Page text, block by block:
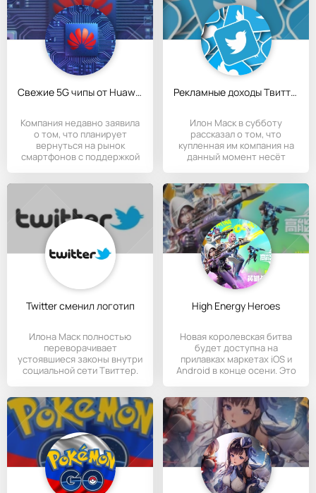
Свежие 5G чипы от Huawei уже тестируются
Компания недавно заявила
о том, что планирует
вернуться на рынок
смартфонов с поддержкой
Рекламные доходы Твиттер сократились на 50%
Илон Маск в субботу
рассказал о том, что
купленная им компания на
данный момент несёт
Twitter сменил логотип
Илона Маск полностью
переворачивает
устоявшиеся законы внутри
социальной сети Твиттер.
High Energy Heroes
Новая королевская битва
будет доступна на
прилавках маркетах iOS и
Android в конце осени. Это